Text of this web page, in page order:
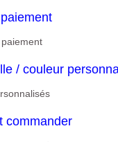
/ couleur
commander